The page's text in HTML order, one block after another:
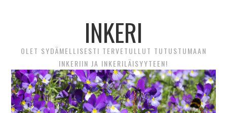
INKERI
OLET SYDÄMELLISESTI TERVETULLUT TUTUSTUMAAN
INKERIIN JA INKERILÄISYYTEEN!